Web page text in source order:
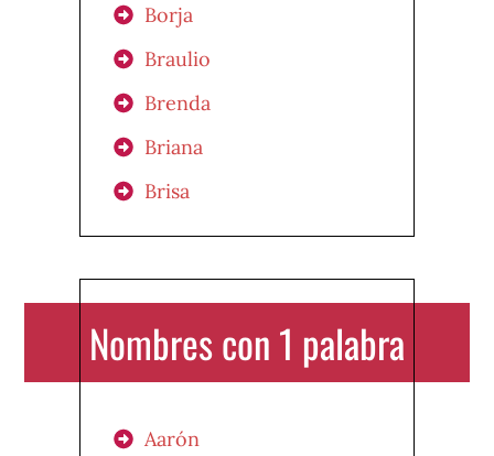
Borja
Braulio
Brenda
Briana
Brisa
Nombres con 1 palabra
Aarón